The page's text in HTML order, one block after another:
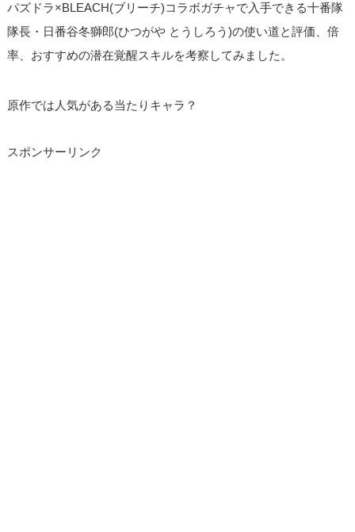
パズドラ×BLEACH(ブリーチ)コラボガチャで入手できる十番隊
隊長・日番谷冬獅郎(ひつがや とうしろう)の使い道と評価、倍
率、おすすめの潜在覚醒スキルを考察してみました。
原作では人気がある当たりキャラ？
スポンサーリンク